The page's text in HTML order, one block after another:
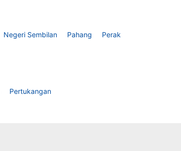
Negeri Sembilan Pahang
Perak
Pertukangan